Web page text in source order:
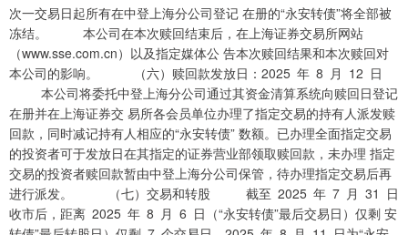
次一交易日起所有在中登上海分公司登记 在册的“永安转债”将全部被
冻结。 本公司在本次赎回结束后，在上海证券交易所网站
（www.sse.com.cn）以及指定媒体公 告本次赎回结果和本次赎回对
本公司的影响。 （六）赎回款发放日：2025 年 8 月 12 日
本公司将委托中登上海分公司通过其资金清算系统向赎回日登记
在册并在上海证券交 易所各会员单位办理了指定交易的持有人派发赎
回款，同时减记持有人相应的“永安转债” 数额。已办理全面指定交易
的投资者可于发放日在其指定的证券营业部领取赎回款，未办理 指定
交易的投资者赎回款暂由中登上海分公司保管，待办理指定交易后再
进行派发。 （七）交易和转股 截至 2025 年 7 月 31 日
收市后，距离 2025 年 8 月 6 日（“永安转债”最后交易日）仅剩 安